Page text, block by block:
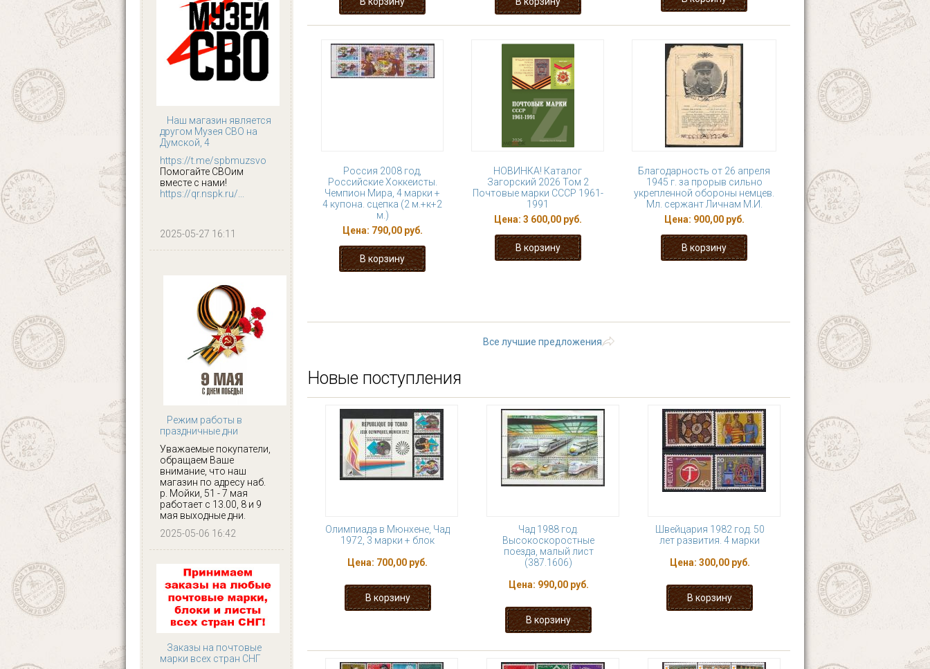
Наш магазин является
другом Музея СВО на
Думской, 4
https://t.me/spbmuzsvo
Помогайте СВОим
вместе с нами!
https://qr.nspk.ru/...
2025-05-27 16:11
Режим работы в
праздничные дни
Уважаемые покупатели,
обращаем Ваше
внимание, что наш
магазин по адресу наб.
р. Мойки, 51 - 7 мая
работает с 13.00, 8 и 9
мая выходные дни.
2025-05-06 16:42
Заказы на почтовые
марки всех стран СНГ
Россия 2008 год,
Российские Хоккеисты.
Чемпион Мира, 4 марки +
4 купона. сцепка (2 м.+к+2
м.)
Цена: 790,00 руб.
НОВИНКА! Каталог
Загорский 2026 Том 2
Почтовые марки СССР 1961-
1991
Цена: 3 600,00 руб.
Благодарность от 26 апреля
1945 г. за прорыв сильно
укрепленной обороны немцев.
Мл. сержант Личнам М.И.
Цена: 900,00 руб.
Все лучшие предложения
Новые поступления
Олимпиада в Мюнхене, Чад
1972, 3 марки + блок
Цена: 700,00 руб.
Чад 1988 год.
Высокоскоростные
поезда, малый лист
(387.1606)
Цена: 990,00 руб.
Швейцария 1982 год. 50
лет развития. 4 марки
Цена: 300,00 руб.